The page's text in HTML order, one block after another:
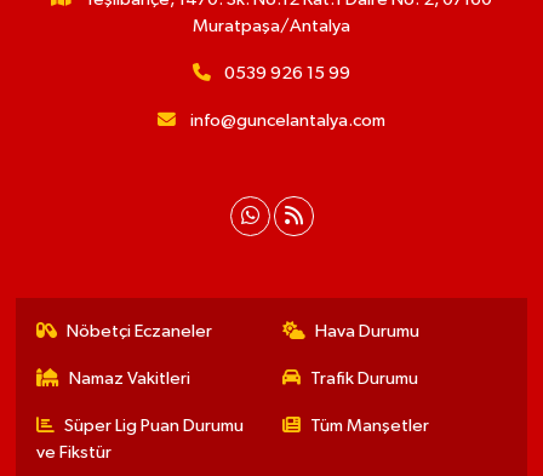
Muratpaşa/Antalya
0539 926 15 99
info@guncelantalya.com
Nöbetçi Eczaneler Hava Durumu
Namaz Vakitleri Trafik Durumu
Süper Lig Puan Durumu
ve Fikstür
Tüm Manşetler